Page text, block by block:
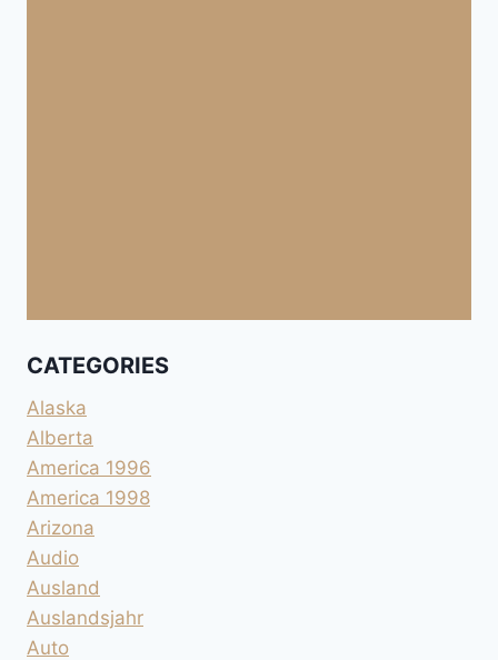
CATEGORIES
Alaska
Alberta
America 1996
America 1998
Arizona
Audio
Ausland
Auslandsjahr
Auto